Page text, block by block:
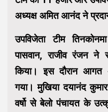
अध्यक्ष अमित आनंद ने
उपविजेता टीम
पासवान, राजीव रंजन
किया। इस दौरान आगत
गया। मुखिया दयानंद
वर्षो से बेलो पंचायत के